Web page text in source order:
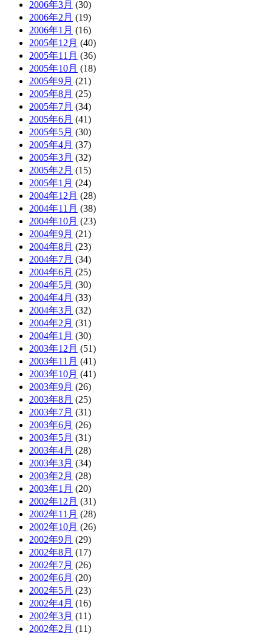
2006年3月 (30)
2006年2月 (19)
2006年1月 (16)
2005年12月 (40)
2005年11月 (36)
2005年10月 (18)
2005年9月 (21)
2005年8月 (25)
2005年7月 (34)
2005年6月 (41)
2005年5月 (30)
2005年4月 (37)
2005年3月 (32)
2005年2月 (15)
2005年1月 (24)
2004年12月 (28)
2004年11月 (38)
2004年10月 (23)
2004年9月 (21)
2004年8月 (23)
2004年7月 (34)
2004年6月 (25)
2004年5月 (30)
2004年4月 (33)
2004年3月 (32)
2004年2月 (31)
2004年1月 (30)
2003年12月 (51)
2003年11月 (41)
2003年10月 (41)
2003年9月 (26)
2003年8月 (25)
2003年7月 (31)
2003年6月 (26)
2003年5月 (31)
2003年4月 (28)
2003年3月 (34)
2003年2月 (28)
2003年1月 (20)
2002年12月 (31)
2002年11月 (28)
2002年10月 (26)
2002年9月 (29)
2002年8月 (17)
2002年7月 (26)
2002年6月 (20)
2002年5月 (23)
2002年4月 (16)
2002年3月 (11)
2002年2月 (11)